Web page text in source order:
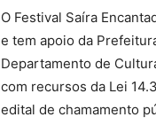
O Festival Saíra
e tem apoio da
Departamento de
com recursos da Lei
edital de chamamento